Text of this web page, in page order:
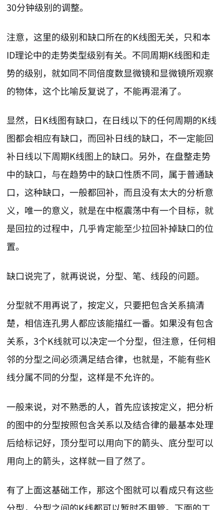
30分钟级别的调整。
注意，这里的级别和缺口所在的K线图无关，只和本
ID理论中的走势类型级别有关。不同周期K线图和走
势的级别，就如同不同倍度数显微镜和显微镜所观察
的物体，这个比喻反复说了，不能再混淆了。
显然，日K线图有缺口，在日线以下的任何周期的K线
图都会相应有缺口，而回补日线的缺口，不一定能回
补日线以下周期K线图上的缺口。另外，在盘整走势
中的缺口，与在趋势中的缺口性质不同，属于普通缺
口，这种缺口，一般都回补，而且没有太大的分析意
义，唯一的意义，就是在中枢震荡中有一个目标，就
是回拉的过程中，几乎肯定能至少拉回补掉缺口的位
置。
缺口说完了，就再说说，分型、笔、线段的问题。
分型就不用再说了，按定义，只要把包含关系搞清
楚，相信连孔男人都应该能描红一番。如果没有包含
关系，3个K线就可以决定一个分型，但注意，任何相
邻的分型之间必须满足结合律，也就是，不能有些K
线分属不同的分型，这样是不允许的。
一般来说，对不熟悉的人，首先应该按定义，把分析
的图中的分型按照包含关系以及结合律的最基本处理
后给标记好，顶分型可以用向下的箭头、底分型可以
用向上的箭头，这样就一目了然了。
有了上面这基础工作，那这个图就可以看成只有这些